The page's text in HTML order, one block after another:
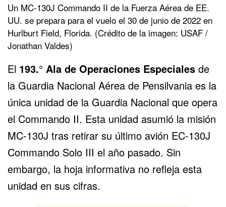
Un MC-130J Commando II de la Fuerza Aérea de EE.
UU. se prepara para el vuelo el 30 de junio de 2022 en
Hurlburt Field, Florida. (Crédito de la imagen: USAF /
Jonathan Valdes)
El 193.° Ala de Operaciones Especiales de
la Guardia Nacional Aérea de Pensilvania es la
única unidad de la Guardia Nacional que opera
el Commando II. Esta unidad asumió la misión
MC-130J tras retirar su último avión EC-130J
Commando Solo III el año pasado. Sin
embargo, la hoja informativa no refleja esta
unidad en sus cifras.